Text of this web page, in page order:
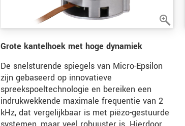
Grote kantelhoek met hoge dynamiek
De snelsturende spiegels van Micro-Epsilon
zijn gebaseerd op innovatieve
spreekspoeltechnologie en bereiken een
indrukwekkende maximale frequentie van 2
kHz, dat vergelijkbaar is met piëzo-gestuurde